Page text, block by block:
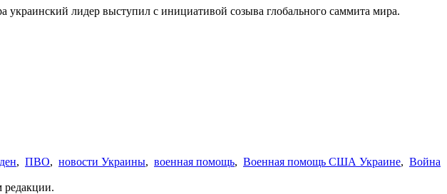
украинский лидер выступил с инициативой созыва глобального саммита мира.
, ПВО, новости Украины, военная помощь, Военная помощь США Украине, Война
редакции.